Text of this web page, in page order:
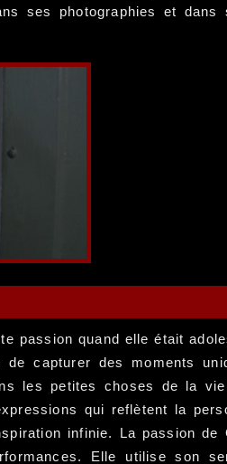
ses photographies et dans
passion quand elle était
capturer des moments
les petites choses de la
qui reflètent la
infinie. La passion de
Elle utilise son